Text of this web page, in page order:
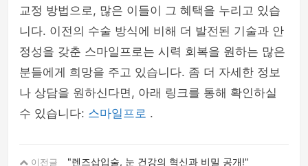
교정 방법으로, 많은 이들이 그 혜택을 누리고 있습
니다. 이전의 수술 방식에 비해 더 발전된 기술과 안
정성을 갖춘 스마일프로는 시력 회복을 원하는 많은
분들에게 희망을 주고 있습니다. 좀 더 자세한 정보
나 상담을 원하신다면, 아래 링크를 통해 확인하실
수 있습니다: 스마일프로 .
이전글
"렌즈삽입술, 눈 건강의 혁신과 비밀 공개!"